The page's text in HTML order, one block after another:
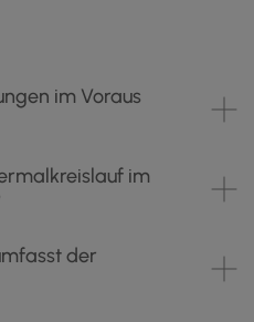
im Voraus
im
der